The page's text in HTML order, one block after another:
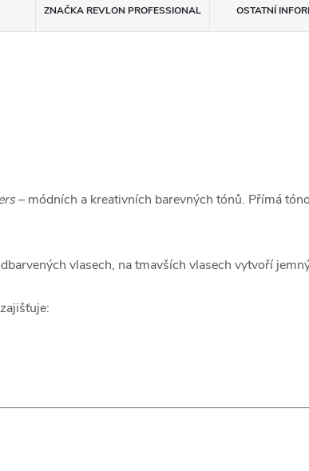
ZNAČKAREVLON PROFESSIONAL OSTATNÍ
– módních a kreativních barevných tónů. Přímá
vlasech, na tmavších vlasech vytvoří